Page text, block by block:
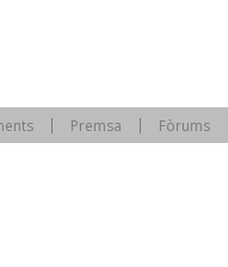
Premsa Fòrums